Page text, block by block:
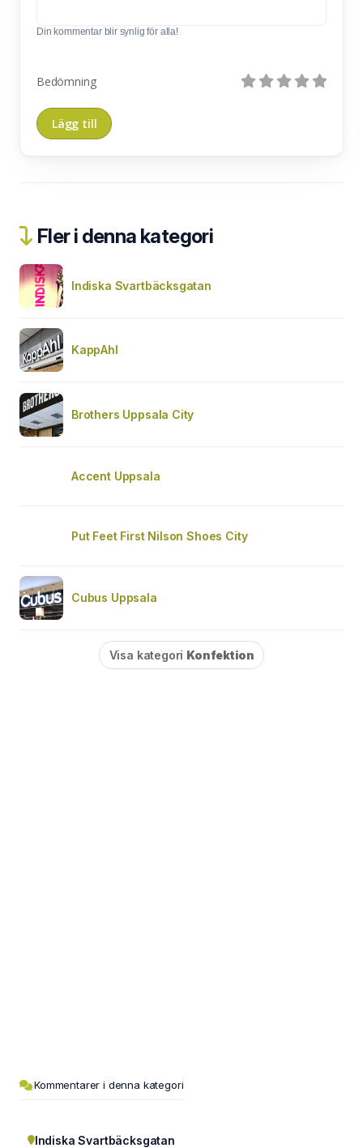
Din kommentar blir synlig för alla!
Bedömning
Fler i denna kategori
Indiska Svartbäcksgatan
KappAhl
Brothers Uppsala City
Accent Uppsala
Put Feet First Nilson Shoes City
Cubus Uppsala
Visa kategori Konfektion
Kommentarer i denna kategori
Indiska Svartbäcksgatan